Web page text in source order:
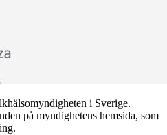
i Sverige.
på myndighetens hemsida, som